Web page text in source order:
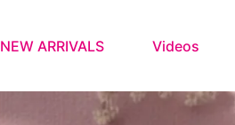
NEW ARRIVALS Videos